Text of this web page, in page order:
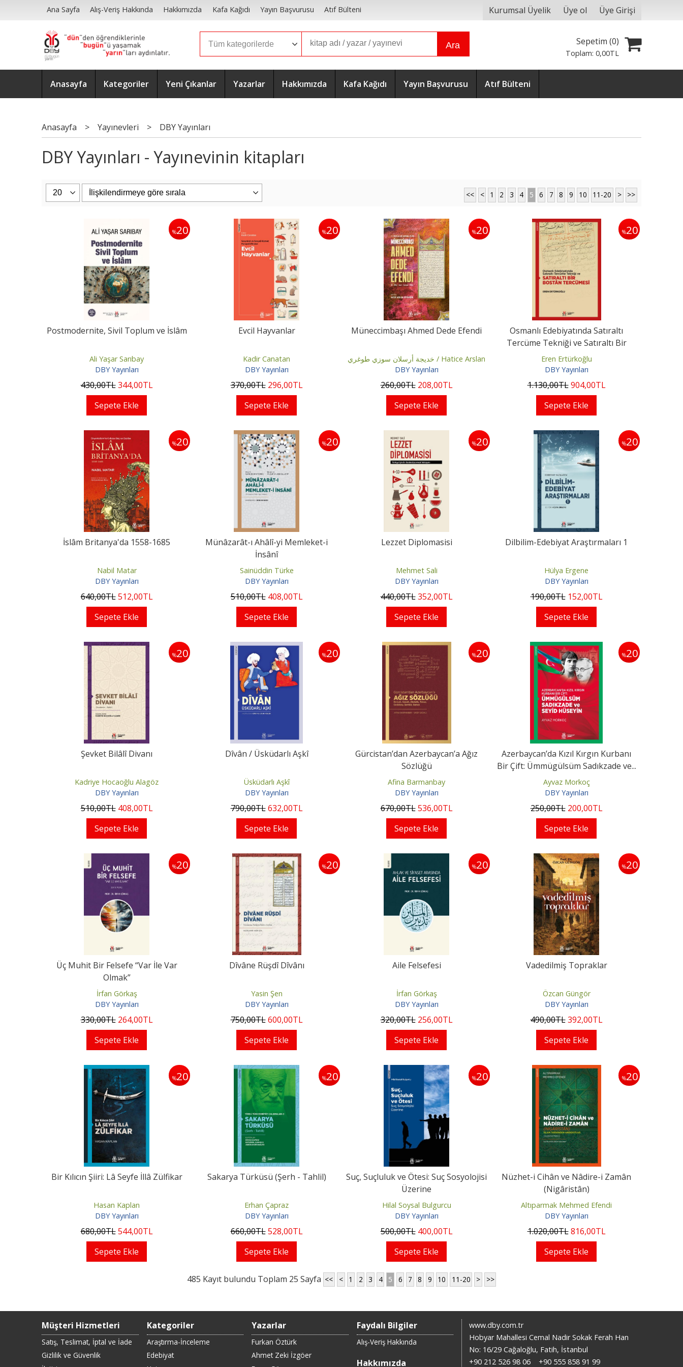
Ana Sayfa Alış-Veriş Hakkında Hakkımızda Kafa Kağıdı Yayın Başvurusu Atıf Bülteni Kurumsal Üyelik Üye ol Üye Girişi
Ara Sepetim (0)
Toplam:0,00TL
Anasayfa Kategoriler Yeni Çıkanlar Yazarlar Hakkımızda Kafa Kağıdı Yayın Başvurusu Atıf Bülteni
Anasayfa > Yayınevleri > DBY Yayınları
DBY Yayınları - Yayınevinin kitapları
<< < 1 2 3 4 5 6 7 8 9 10 11-20 > >>
%20
Postmodernite, Sivil Toplum ve İslâm
Ali Yaşar Sarıbay
DBY Yayınları
430,00TL 344,00TL
Sepete Ekle
%20
Evcil Hayvanlar
Kadir Canatan
DBY Yayınları
370,00TL 296,00TL
Sepete Ekle
%20
Müneccimbaşı Ahmed Dede Efendi
خديجة أرسلان سوزي طوغري / Hatice Arslan
Sözüdoğru
DBY Yayınları
260,00TL 208,00TL
Sepete Ekle
%20
Osmanlı Edebiyatında Satıraltı
Tercüme Tekniği ve Satıraltı Bir
Bostân...
Eren Ertürkoğlu
DBY Yayınları
1.130,00TL 904,00TL
Sepete Ekle
%20
İslâm Britanya'da 1558-1685
Nabil Matar
DBY Yayınları
640,00TL 512,00TL
Sepete Ekle
%20
Münâzarât-ı Ahâlî-yi Memleket-i
İnsânî
Sainüddin Türke
DBY Yayınları
510,00TL 408,00TL
Sepete Ekle
%20
Lezzet Diplomasisi
Mehmet Sali
DBY Yayınları
440,00TL 352,00TL
Sepete Ekle
%20
Dilbilim-Edebiyat Araştırmaları 1
Hülya Ergene
DBY Yayınları
190,00TL 152,00TL
Sepete Ekle
%20
Şevket Bilâlî Divanı
Kadriye Hocaoğlu Alagöz
DBY Yayınları
510,00TL 408,00TL
Sepete Ekle
%20
Dîvân / Üsküdarlı Aşkî
Üsküdarlı Aşkî
DBY Yayınları
790,00TL 632,00TL
Sepete Ekle
%20
Gürcistan’dan Azerbaycan’a Ağız
Sözlüğü
Afina Barmanbay
DBY Yayınları
670,00TL 536,00TL
Sepete Ekle
%20
Azerbaycan’da Kızıl Kırgın Kurbanı
Bir Çift: Ümmügülsüm Sadıkzade ve...
Ayvaz Morkoç
DBY Yayınları
250,00TL 200,00TL
Sepete Ekle
%20
Üç Muhit Bir Felsefe “Var İle Var
Olmak”
İrfan Görkaş
DBY Yayınları
330,00TL 264,00TL
Sepete Ekle
%20
Dîvâne Rüşdî Dîvânı
Yasin Şen
DBY Yayınları
750,00TL 600,00TL
Sepete Ekle
%20
Aile Felsefesi
İrfan Görkaş
DBY Yayınları
320,00TL 256,00TL
Sepete Ekle
%20
Vadedilmiş Topraklar
Özcan Güngör
DBY Yayınları
490,00TL 392,00TL
Sepete Ekle
%20
Bir Kılıcın Şiiri: Lâ Seyfe İllâ Zülfikar
Hasan Kaplan
DBY Yayınları
680,00TL 544,00TL
Sepete Ekle
%20
Sakarya Türküsü (Şerh - Tahlil)
Erhan Çapraz
DBY Yayınları
660,00TL 528,00TL
Sepete Ekle
%20
Suç, Suçluluk ve Ötesi: Suç Sosyolojisi
Üzerine
Hilal Soysal Bulgurcu
DBY Yayınları
500,00TL 400,00TL
Sepete Ekle
%20
Nüzhet-i Cihân ve Nâdire-i Zamân
(Nigâristân)
Altıparmak Mehmed Efendi
DBY Yayınları
1.020,00TL 816,00TL
Sepete Ekle
485 Kayıt bulundu Toplam 25 Sayfa << < 1 2 3 4 5 6 7 8 9 10 11-20 > >>
Müşteri Hizmetleri
Satış, Teslimat, İptal ve İade
Gizlilik ve Güvenlik
Kategoriler
Araştırma-İnceleme
Edebiyat
Yazarlar
Furkan Öztürk
Ahmet Zeki İzgöer
Faydalı Bilgiler
Alış-Veriş Hakkında
Hakkımızda
www.dby.com.tr
Hobyar Mahallesi Cemal Nadir Sokak Ferah Han
No: 16/29 Cağaloğlu, Fatih, İstanbul
+90 212 526 98 06
+90 555 858 91 99